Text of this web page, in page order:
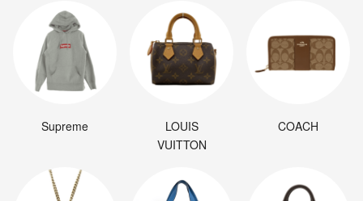
Supreme
LOUIS
VUITTON
COACH